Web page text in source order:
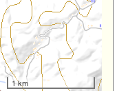
1 km